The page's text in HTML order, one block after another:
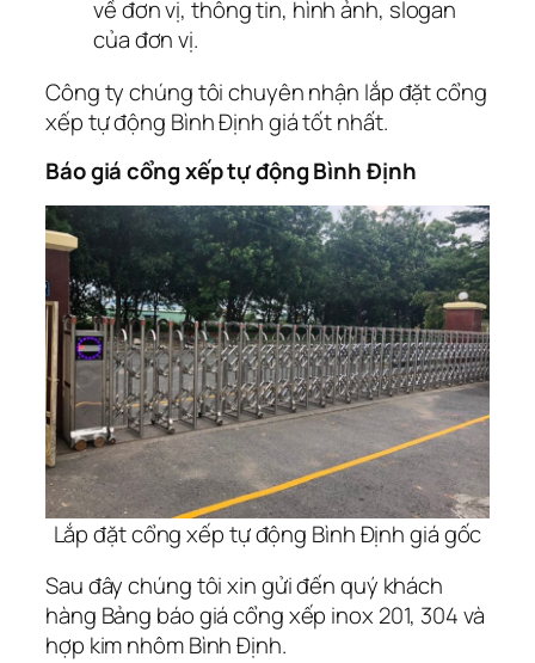
về đơn vị, thông tin, hình ảnh, slogan
của đơn vị.
Công ty chúng tôi chuyên nhận lắp đặt cổng
xếp tự động Bình Định giá tốt nhất.
Báo giá cổng xếp tự động Bình Định
Lắp đặt cổng xếp tự động Bình Định giá gốc
Sau đây chúng tôi xin gửi đến quý khách
hàng Bảng báo giá cổng xếp inox 201, 304 và
hợp kim nhôm Bình Định.